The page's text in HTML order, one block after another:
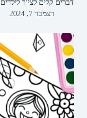
דברים קלים לציור
דצמבר 7, 2024